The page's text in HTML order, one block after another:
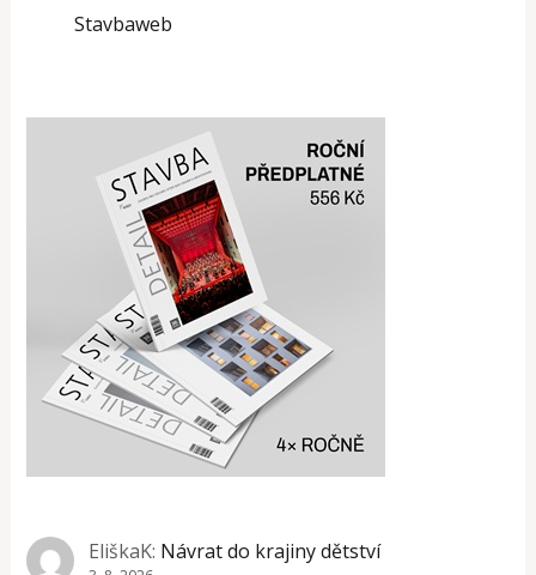
Stavbaweb
EliškaK: Návrat do krajiny dětství